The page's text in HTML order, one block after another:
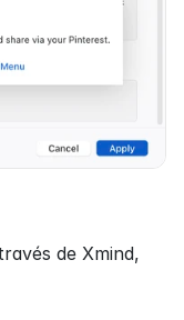
de Xmind,